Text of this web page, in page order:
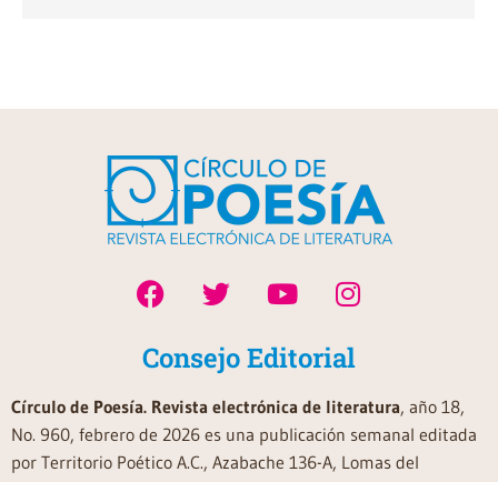
Consejo Editorial
Círculo de Poesía. Revista electrónica de literatura, año 18,
No. 960, febrero de 2026 es una publicación semanal editada
por Territorio Poético A.C., Azabache 136-A, Lomas del